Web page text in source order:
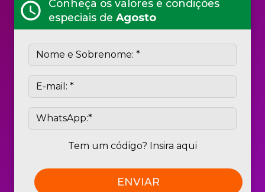
schedule
Conheça os valores e condições
especiais de Agosto
Tem um código? Insira aqui